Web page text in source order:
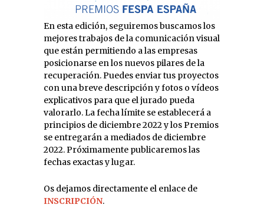
En esta edición, seguiremos buscamos los
mejores trabajos de la comunicación visual
que están permitiendo a las empresas
posicionarse en los nuevos pilares de la
recuperación. Puedes enviar tus proyectos
con una breve descripción y fotos o vídeos
explicativos para que el jurado pueda
valorarlo. La fecha límite se establecerá a
principios de diciembre 2022 y los Premios
se entregarán a mediados de diciembre
2022. Próximamente publicaremos las
fechas exactas y lugar.
Os dejamos directamente el enlace de
INSCRIPCIÓN.